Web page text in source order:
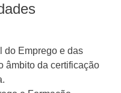
Emprego e das
âmbito da certificação